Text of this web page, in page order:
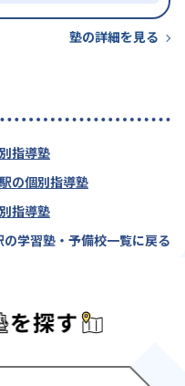
塾の詳細を見る
指導塾
の個別指導塾
指導塾
の学習塾・予備校一覧に戻る